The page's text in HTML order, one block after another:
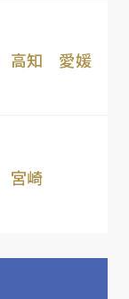
高知
愛媛
宮崎